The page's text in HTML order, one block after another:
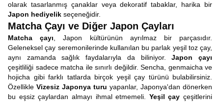
olarak tasarlanmış çanaklar veya dekoratif tabaklar, harika bir
Japon hediyelik seçeneğidir.
Matcha Çayı ve Diğer Japon Çayları
Matcha çayı , Japon kültürünün ayrılmaz bir parçasıdır.
Geleneksel çay seremonilerinde kullanılan bu parlak yeşil toz çay,
aynı zamanda sağlık faydalarıyla da biliniyor.Japon çayı
çeşitliliği sadece matcha ile sınırlı değildir. Sencha, genmaicha ve
hojicha gibi farklı tatlarda birçok yeşil çay türünü bulabilirsiniz.
Özellikle Vizesiz Japonya turu yapanlar, Japonya'dan dönerken
bu eşsiz çaylardan almayı ihmal etmemeli. Yeşil çay çeşitlerini